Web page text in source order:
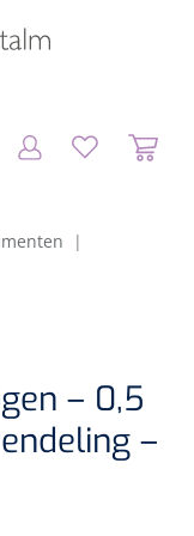
|
– 0,5
–